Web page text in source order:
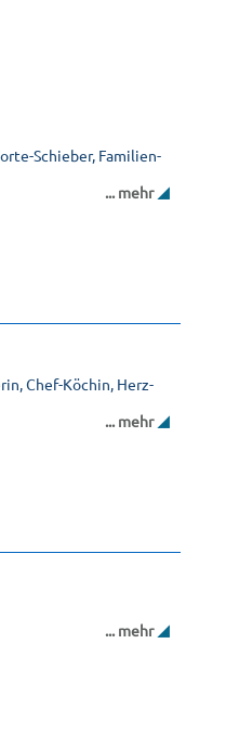
Schieber, Familien-
... mehr
Chef-Köchin, Herz-
... mehr
... mehr